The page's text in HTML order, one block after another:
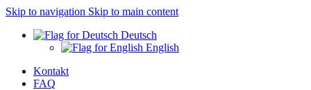
Skip to navigation Skip to main content
Deutsch
English
Kontakt
FAQ